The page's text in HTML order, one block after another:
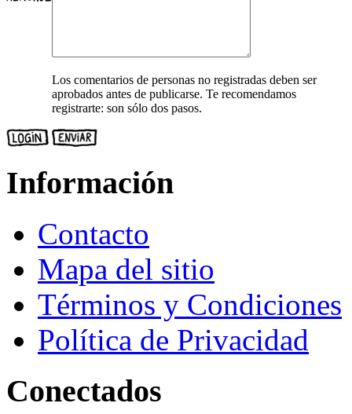
Los comentarios de personas no registradas deben ser
aprobados antes de publicarse. Te recomendamos
registrarte: son sólo dos pasos.
Información
Contacto
Mapa del sitio
Términos y Condiciones
Política de Privacidad
Conectados